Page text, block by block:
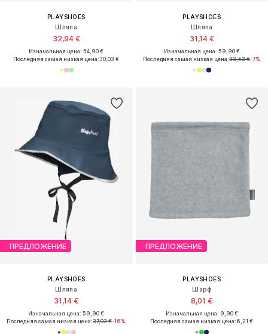
PLAYSHOES
Шляпа
32,94 €
Изначальная цена: 54,90 €
Последняя самая низкая цена:30,03 €
PLAYSHOES
Шляпа
31,14 €
Изначальная цена: 59,90 €
Последняя самая низкая цена:33,53 €-7%
ПРЕДЛОЖЕНИЕ
PLAYSHOES
Шляпа
31,14 €
Изначальная цена: 59,90 €
Последняя самая низкая цена:37,03 €-16%
ПРЕДЛОЖЕНИЕ
PLAYSHOES
Шарф
8,01 €
Изначальная цена: 9,90 €
Последняя самая низкая цена:6,21 €